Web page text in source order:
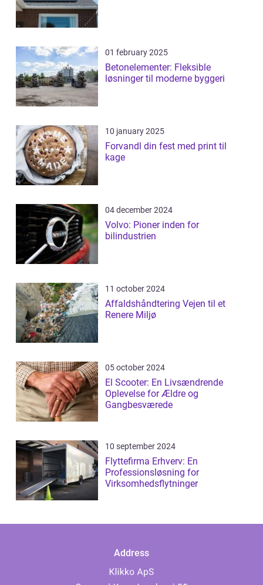
01 february 2025
Betonelementer: Fleksible
løsninger til moderne byggeri
10 january 2025
Forvandl din fest med print til
kage
04 december 2024
Volvo: Pioner inden for
bilindustrien
11 october 2024
Affaldshåndtering Vejen til et
Renere Miljø
05 october 2024
El Scooter: En Livsændrende
Oplevelse for Ældre og
Gangbesværede
10 september 2024
Flyttefirma Erhverv: En
Professionsløsning for
Virksomhedsflytninger
Address